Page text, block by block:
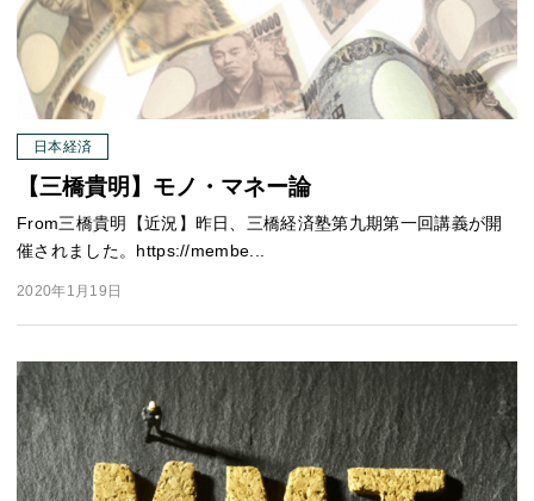
日本経済
【三橋貴明】モノ・マネー論
From三橋貴明【近況】昨日、三橋経済塾第九期第一回講義が開
催されました。https://membe...
2020年1月19日